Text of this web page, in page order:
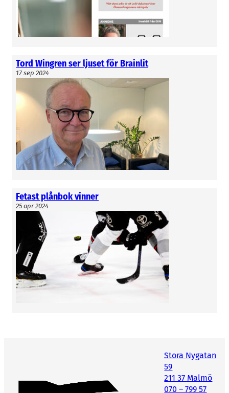
Tord Wingren ser ljuset för Brainlit
17 sep 2024
Fetast plånbok vinner
25 apr 2024
Stora Nygatan
59
211 37 Malmö
070 – 799 57